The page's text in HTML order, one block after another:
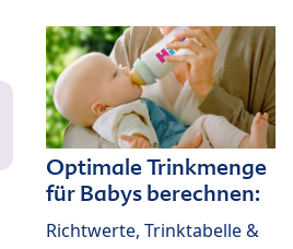
Optimale Trinkmenge
für Babys berechnen:
Richtwerte, Trinktabelle &